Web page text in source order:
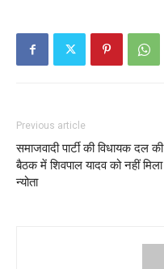
Previous article
समाजवादी पार्टी की विधायक दल की
बैठक में शिवपाल यादव को नहीं मिला
न्योता